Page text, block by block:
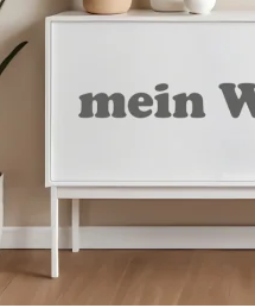
Glasmotive
Türbeschriftung
Gewerbe